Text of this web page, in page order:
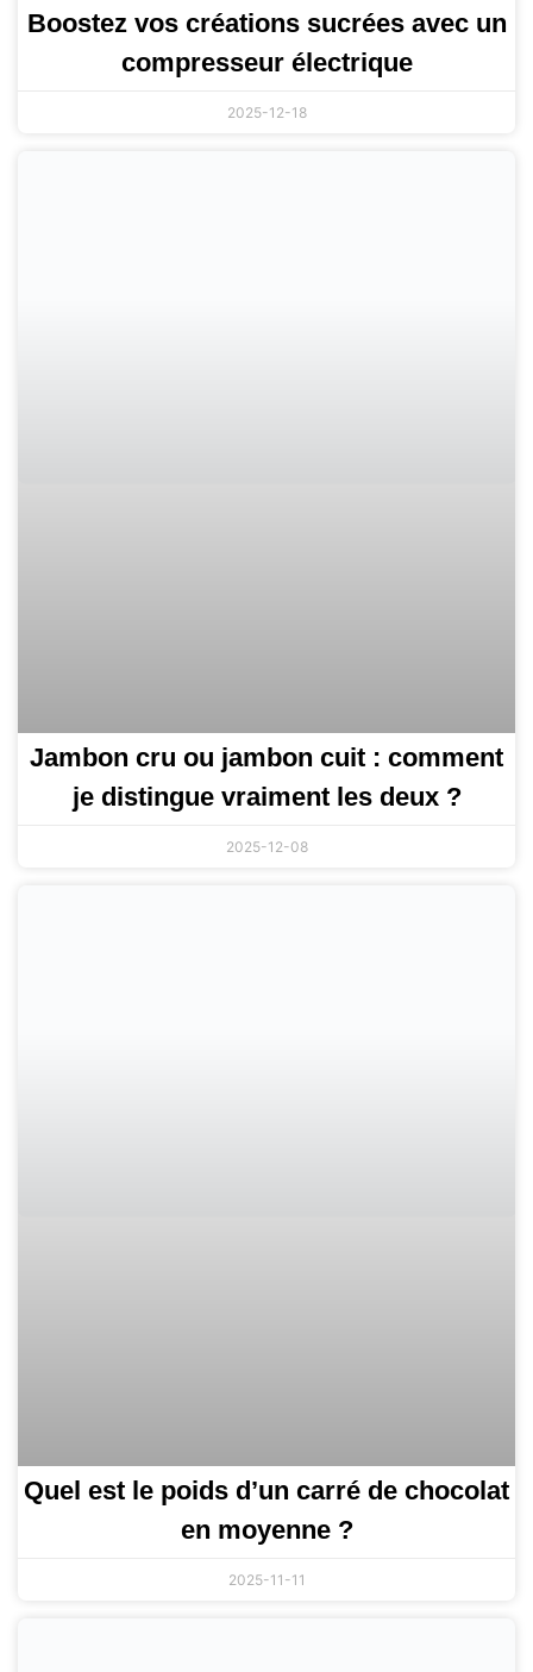
Boostez vos créations sucrées avec un
compresseur électrique
2025-12-18
Jambon cru ou jambon cuit : comment
je distingue vraiment les deux ?
2025-12-08
Quel est le poids d’un carré de chocolat
en moyenne ?
2025-11-11